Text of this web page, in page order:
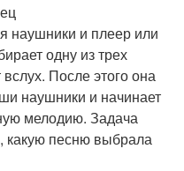
наушники и плеер или
одну из трех
После этого она
наушники и начинает
мелодию. Задача
какую песню выбрала